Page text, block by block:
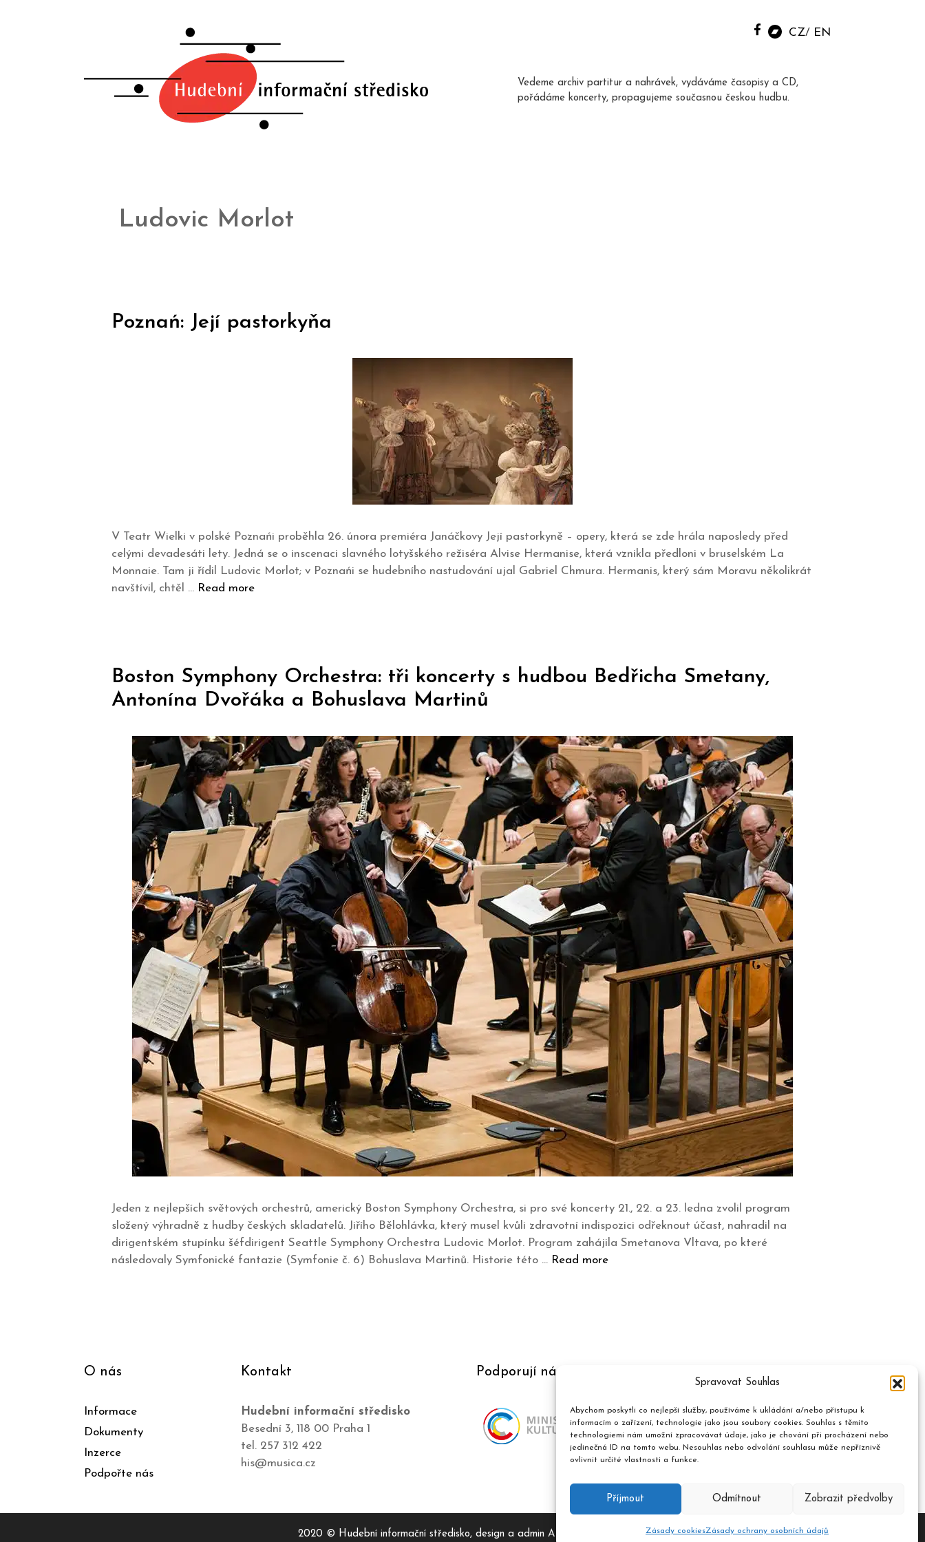
Spravovat Souhlas
Abychom poskytli co nejlepší služby, používáme k ukládání a/nebo přístupu k
informacím o zařízení, technologie jako jsou soubory cookies. Souhlas s těmito
technologiemi nám umožní zpracovávat údaje, jako je chování při procházení nebo
jedinečná ID na tomto webu. Nesouhlas nebo odvolání souhlasu může nepříznivě
ovlivnit určité vlastnosti a funkce.
Příjmout Odmítnout Zobrazit předvolby
Zásady cookiesZásady ochrany osobních údajů
CZ EN
Vedeme archiv partitur a nahrávek, vydáváme časopisy a CD,
pořádáme koncerty, propagujeme současnou českou hudbu.
Ludovic Morlot
Poznań: Její pastorkyňa
V Teatr Wielki v polské Poznańi proběhla 26. února premiéra Janáčkovy Její pastorkyně – opery, která se zde hrála naposledy před
celými devadesáti lety. Jedná se o inscenaci slavného lotyšského režiséra Alvise Hermanise, která vznikla předloni v bruselském La
Monnaie. Tam ji řídil Ludovic Morlot; v Poznańi se hudebního nastudování ujal Gabriel Chmura. Hermanis, který sám Moravu několikrát
navštívil, chtěl … Read more
Boston Symphony Orchestra: tři koncerty s hudbou Bedřicha Smetany,
Antonína Dvořáka a Bohuslava Martinů
Jeden z nejlepších světových orchestrů, americký Boston Symphony Orchestra, si pro své koncerty 21., 22. a 23. ledna zvolil program
složený výhradně z hudby českých skladatelů. Jiřího Bělohlávka, který musel kvůli zdravotní indispozici odřeknout účast, nahradil na
dirigentském stupínku šéfdirigent Seattle Symphony Orchestra Ludovic Morlot. Program zahájila Smetanova Vltava, po které
následovaly Symfonické fantazie (Symfonie č. 6) Bohuslava Martinů. Historie této … Read more
O nás
Informace
Dokumenty
Inzerce
Podpořte nás
Kontakt
Hudební informační středisko
Besední 3, 118 00 Praha 1
tel. 257 312 422
his@musica.cz
Podporují nás
2020 © Hudební informační středisko, design a admin Atelier Dokument